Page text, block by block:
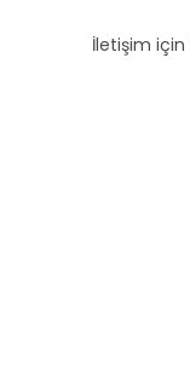
İletişim için